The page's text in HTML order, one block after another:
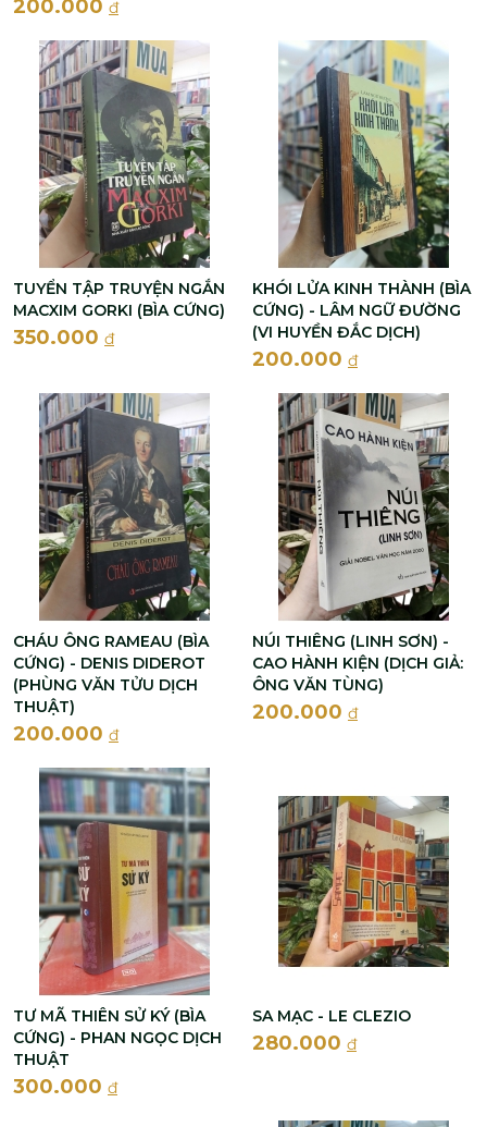
200.000 đ
TUYỂN TẬP TRUYỆN NGẮN
MACXIM GORKI (BÌA CỨNG)
350.000 đ
KHÓI LỬA KINH THÀNH (BÌA
CỨNG) - LÂM NGỮ ĐƯỜNG
(VI HUYỀN ĐẮC DỊCH)
200.000 đ
CHÁU ÔNG RAMEAU (BÌA
CỨNG) - DENIS DIDEROT
(PHÙNG VĂN TỬU DỊCH
THUẬT)
200.000 đ
NÚI THIÊNG (LINH SƠN) -
CAO HÀNH KIỆN (DỊCH GIẢ:
ÔNG VĂN TÙNG)
200.000 đ
TƯ MÃ THIÊN SỬ KÝ (BÌA
CỨNG) - PHAN NGỌC DỊCH
THUẬT
300.000 đ
SA MẠC - LE CLEZIO
280.000 đ